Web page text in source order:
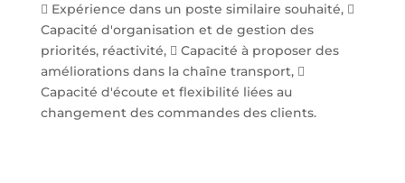
 Expérience dans un poste similaire souhaité, 
Capacité d'organisation et de gestion des
priorités, réactivité,  Capacité à proposer des
améliorations dans la chaîne transport, 
Capacité d'écoute et flexibilité liées au
changement des commandes des clients.